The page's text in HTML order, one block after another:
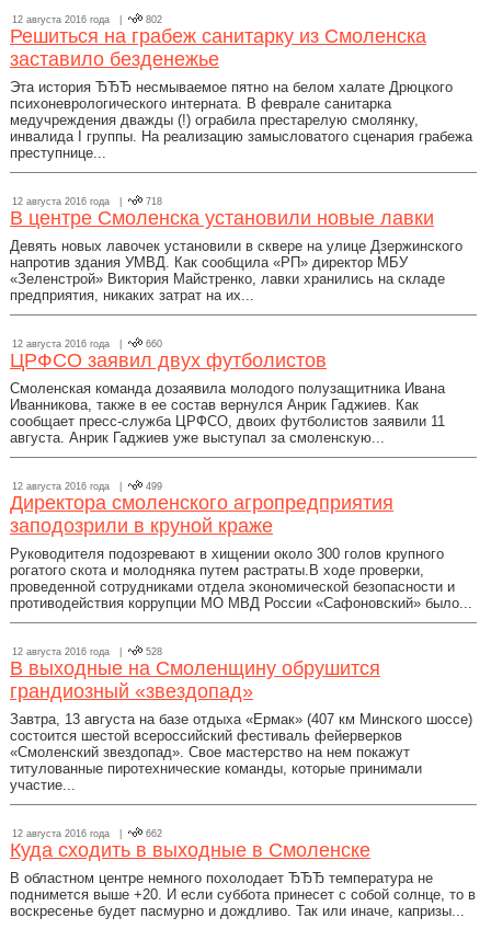
12 августа 2016 года | 802
Решиться на грабеж санитарку из Смоленска
заставило безденежье
Эта история ЂЂЂ несмываемое пятно на белом халате Дрюцкого
психоневрологического интерната. В феврале санитарка
медучреждения дважды (!) ограбила престарелую смолянку,
инвалида I группы. На реализацию замысловатого сценария грабежа
преступнице...
12 августа 2016 года | 718
В центре Смоленска установили новые лавки
Девять новых лавочек установили в сквере на улице Дзержинского
напротив здания УМВД. Как сообщила «РП» директор МБУ
«Зеленстрой» Виктория Майстренко, лавки хранились на складе
предприятия, никаких затрат на их...
12 августа 2016 года | 660
ЦРФСО заявил двух футболистов
Смоленская команда дозаявила молодого полузащитника Ивана
Иванникова, также в ее состав вернулся Анрик Гаджиев. Как
сообщает пресс-служба ЦРФСО, двоих футболистов заявили 11
августа. Анрик Гаджиев уже выступал за смоленскую...
12 августа 2016 года | 499
Директора смоленского агропредприятия
заподозрили в круной краже
Руководителя подозревают в хищении около 300 голов крупного
рогатого скота и молодняка путем растраты.В ходе проверки,
проведенной сотрудниками отдела экономической безопасности и
противодействия коррупции МО МВД России «Сафоновский» было...
12 августа 2016 года | 528
В выходные на Смоленщину обрушится
грандиозный «звездопад»
Завтра, 13 августа на базе отдыха «Ермак» (407 км Минского шоссе)
состоится шестой всероссийский фестиваль фейерверков
«Смоленский звездопад». Свое мастерство на нем покажут
титулованные пиротехнические команды, которые принимали
участие...
12 августа 2016 года | 662
Куда сходить в выходные в Смоленске
В областном центре немного похолодает ЂЂЂ температура не
поднимется выше +20. И если суббота принесет с собой солнце, то в
воскресенье будет пасмурно и дождливо. Так или иначе, капризы...